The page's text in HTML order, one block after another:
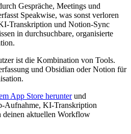
Gespräche, Meetings und
Speakwise, was sonst verloren
Transkription und Notion-Sync
in durchsuchbare, organisierte
ist die Kombination von Tools.
und Obsidian oder Notion für
App Store herunterund
Aufnahme, KI-Transkription
aktuellen Workflow